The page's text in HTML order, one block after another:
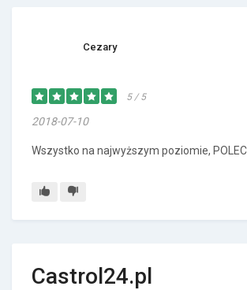
Cezary
5 / 5
2018-07-10
Wszystko na najwyższym poziomie,
Castrol24.pl